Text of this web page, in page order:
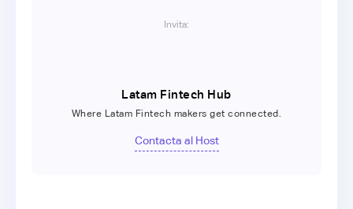
Invita:
Latam Fintech Hub
Where Latam Fintech makers get connected.
Contacta al Host